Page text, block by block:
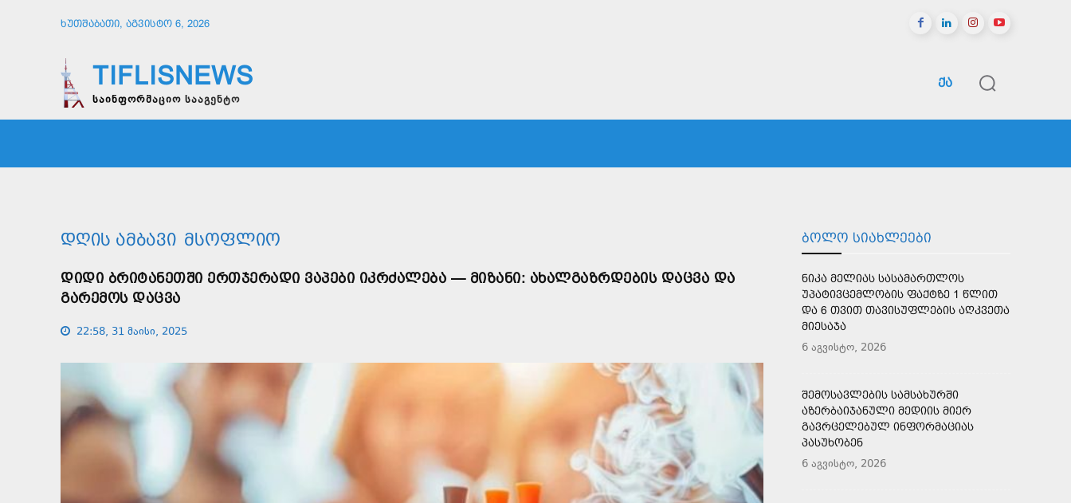
ᲮᲣᲗᲨᲐᲑᲐᲗᲘ, ᲐᲒᲕᲘᲡᲢᲝ 6, 2026
TIFLISNEWS
საინფორმაციო სააგენტო
ᲥᲐ
ᲓᲦᲘᲡ ᲐᲛᲑᲐᲕᲘ ᲛᲡᲝᲤᲚᲘᲝ
ᲓᲘᲓᲘ ᲑᲠᲘᲢᲐᲜᲔᲗᲨᲘ ᲔᲠᲗᲯᲔᲠᲐᲓᲘ ᲕᲐᲞᲔᲑᲘ ᲘᲙᲠᲫᲐᲚᲔᲑᲐ — ᲛᲘᲖᲐᲜᲘ: ᲐᲮᲐᲚᲒᲐᲖᲠᲓᲔᲑᲘᲡ ᲓᲐᲪᲕᲐ ᲓᲐ
ᲒᲐᲠᲔᲛᲝᲡ ᲓᲐᲪᲕᲐ
22:58, 31 მაისი, 2025
ᲑᲝᲚᲝ ᲡᲘᲐᲮᲚᲔᲔᲑᲘ
ᲜᲘᲙᲐ ᲛᲔᲚᲘᲐᲡ ᲡᲐᲡᲐᲛᲐᲠᲗᲚᲝᲡ
ᲣᲞᲐᲢᲘᲕᲪᲔᲛᲚᲝᲑᲘᲡ ᲤᲐᲥᲢᲖᲔ 1 ᲬᲚᲘᲗ
ᲓᲐ 6 ᲗᲕᲘᲗ ᲗᲐᲕᲘᲡᲣᲤᲚᲔᲑᲘᲡ ᲐᲦᲙᲕᲔᲗᲐ
ᲛᲘᲔᲡᲐᲯᲐ
6 აგვისტო, 2026
ᲨᲔᲛᲝᲡᲐᲕᲚᲔᲑᲘᲡ ᲡᲐᲛᲡᲐᲮᲣᲠᲨᲘ
ᲐᲖᲔᲠᲑᲐᲘᲯᲐᲜᲣᲚᲘ ᲛᲔᲓᲘᲘᲡ ᲛᲘᲔᲠ
ᲒᲐᲕᲠᲪᲔᲚᲔᲑᲣᲚ ᲘᲜᲤᲝᲠᲛᲐᲪᲘᲐᲡ
ᲞᲐᲡᲣᲮᲝᲑᲔᲜ
6 აგვისტო, 2026